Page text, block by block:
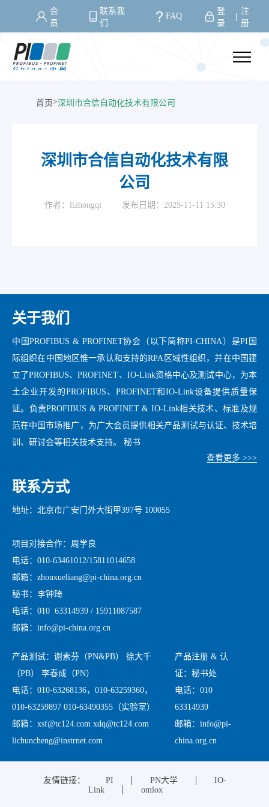
会
员
联系我
们
FAQ
登
录
注
册
首页>深圳市合信自动化技术有限公司
深圳市合信自动化技术有限
公司
作者：lizhongqi 发布日期：2025-11-11 15:30
关于我们
中国PROFIBUS & PROFINET协会（以下简称PI-CHINA）是PI国
际组织在中国地区惟一承认和支持的RPA区域性组织，并在中国建
立了PROFIBUS、PROFINET、IO-Link资格中心及测试中心，为本
土企业开发的PROFIBUS、PROFINET和IO-Link设备提供质量保
证。负责PROFIBUS & PROFINET & IO-Link相关技术、标准及规
范在中国市场推广，为广大会员提供相关产品测试与认证、技术培
训、研讨会等相关技术支持。 秘书
查看更多 >>>
联系方式
地址：北京市广安门外大街甲397号 100055
项目对接合作：周学良
电话：010-63461012/15811014658
邮箱：zhouxueliang@pi-china.org.cn
秘书：李钟琦
电话：010 63314939 / 15911087587
邮箱：info@pi-china.org.cn
产品测试：谢素芬（PN&PB） 徐大千
（PB） 李春成（PN）
电话：010-63268136，010-63259360，
010-63259897 010-63490355（实验室）
邮箱：xsf@tc124.com xdq@tc124.com
lichuncheng@instrnet.com
产品注册 & 认
证：秘书处
电话：010
63314939
邮箱：info@pi-
china.org.cn
友情链接： PI PN大学
IO-
Link
omlox